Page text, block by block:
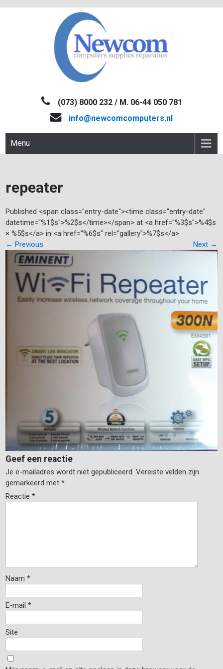
NEWCOM(073) 8000 232 / M. 06-44 050 781
info@newcomcomputers.nl
Menu
repeater
Published <span class="entry-date"><time class="entry-date"
datetime="%1$s">%2$s</time></span> at <a href="%3$s">%4$s
× %5$s</a> in <a href="%6$s" rel="gallery">%7$s</a>
← Previous Next →
Geef een reactie
Je e-mailadres wordt niet gepubliceerd. Vereiste velden zijn
gemarkeerd met*
Reactie*
Naam*
E-mail*
Site